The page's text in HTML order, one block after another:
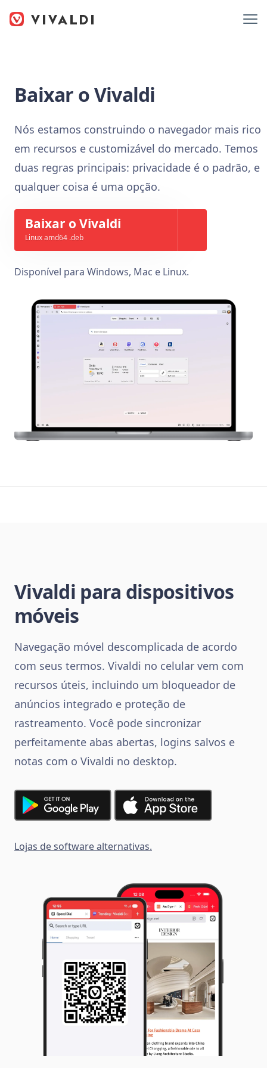
Baixar o Vivaldi
Nós estamos construindo o navegador mais rico
em recursos e customizável do mercado. Temos
duas regras principais: privacidade é o padrão, e
qualquer coisa é uma opção.
Baixar o Vivaldi
Linux amd64 .deb
Disponível para Windows, Mac e Linux.
Vivaldi para dispositivos
móveis
Navegação móvel descomplicada de acordo
com seus termos. Vivaldi no celular vem com
recursos úteis, incluindo um bloqueador de
anúncios integrado e proteção de
rastreamento. Você pode sincronizar
perfeitamente abas abertas, logins salvos e
notas com o Vivaldi no desktop.
Lojas de software alternativas.